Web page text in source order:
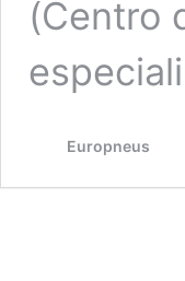
(Centro
Europneus